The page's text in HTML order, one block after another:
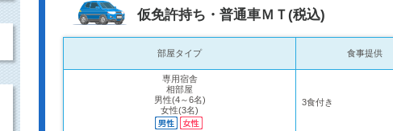
仮免許持ち・普通車ＭＴ(税込)
部屋タイプ 食事提供
専用宿舎
相部屋
男性(4～6名)
女性(3名)
3食付き